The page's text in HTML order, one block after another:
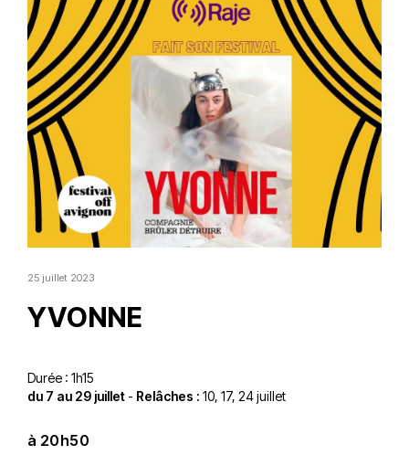
25 juillet 2023
YVONNE
Durée : 1h15
du 7 au 29 juillet - Relâches : 10, 17, 24 juillet
à 20h50